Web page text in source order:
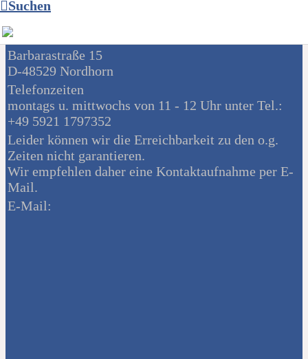
Suchen
Korbweidenweg 5
Geschäftsstelle:
Barbarastraße 15
D-48529 Nordhorn
Telefonzeiten
montags u. mittwochs von 11 - 12 Uhr unter Tel.:
+49 5921 1797352
Leider können wir die Erreichbarkeit zu den o.g.
Zeiten nicht garantieren.
Wir empfehlen daher eine Kontaktaufnahme per E-
Mail.
E-Mail: